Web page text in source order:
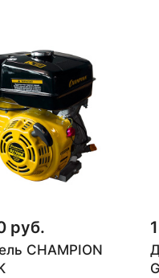
руб.
CHAMPION